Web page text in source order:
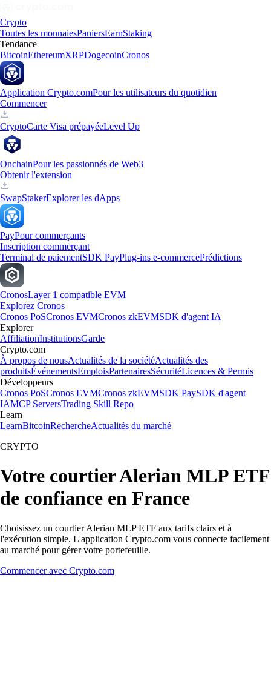
Crypto
Toutes les monnaiesPaniersEarnStaking
Tendance
BitcoinEthereumXRPDogecoinCronos
Application Crypto.comPour les utilisateurs du quotidien
Commencer
CryptoCarte Visa prépayéeLevel Up
OnchainPour les passionnés de Web3
Obtenir l'extension
SwapStakerExplorer les dApps
PayPour commerçants
Inscription commerçant
Terminal de paiementSDK PayPlug-ins e-commercePrédictions
CronosLayer 1 compatible EVM
Explorez Cronos
Cronos PoSCronos EVMCronos zkEVMSDK d'agent IA
Explorer
AffiliationInstitutionsGarde
Crypto.com
À propos de nousActualités de la sociétéActualités des
produitsÉvénementsEmploisPartenairesSécuritéLicences & Permis
Développeurs
Cronos PoSCronos EVMCronos zkEVMSDK PaySDK d'agent
IAMCP ServersTrading Skill Repo
Learn
LearnBitcoinRechercheActualités du marché
CRYPTO
Votre courtier Alerian MLP ETF
de confiance en France
Choisissez un courtier Alerian MLP ETF aux tarifs clairs et à
l'exécution simple. L'application Crypto.com vous connecte facilement
au marché pour gérer votre portefeuille.
Commencer avec Crypto.com